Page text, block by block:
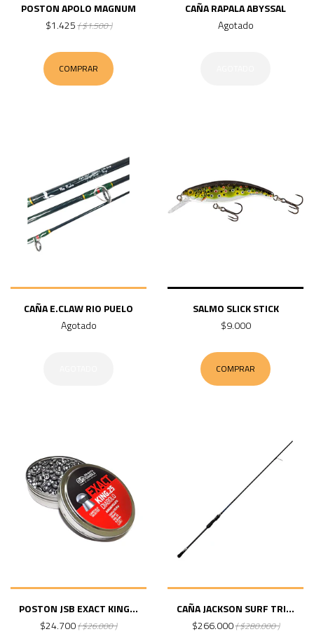
POSTON APOLO MAGNUM
$1.425( $1.500 )
COMPRAR
CAÑA RAPALA ABYSSAL
Agotado
CAÑA E.CLAW RIO PUELO
Agotado
SALMO SLICK STICK
$9.000
COMPRAR
POSTON JSB EXACT KING...
$24.700( $26.000 )
CAÑA JACKSON SURF TRI...
$266.000( $280.000 )